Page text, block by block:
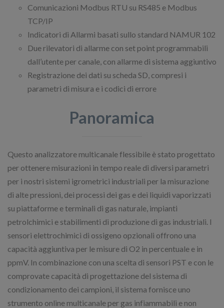
Comunicazioni Modbus RTU su RS485 e Modbus
TCP/IP
Indicatori di Allarmi basati sullo standard NAMUR 102
Due rilevatori di allarme con set point programmabili
dall’utente per canale, con allarme di sistema aggiuntivo
Registrazione dei dati su scheda SD, compresi i
parametri di misura e i codici di errore
Panoramica
Questo analizzatore multicanale flessibile è stato progettato
per ottenere misurazioni in tempo reale di diversi parametri
per i nostri sistemi igrometrici industriali per la misurazione
di alte pressioni, dei processi dei gas e dei liquidi vaporizzati
su piattaforme e terminali di gas naturale, impianti
petrolchimici e stabilimenti di produzione di gas industriali. I
sensori elettrochimici di ossigeno opzionali offrono una
capacità aggiuntiva per le misure di O2 in percentuale e in
ppmV. In combinazione con una scelta di sensori PST e con le
comprovate capacità di progettazione del sistema di
condizionamento dei campioni, il sistema fornisce uno
strumento online multicanale per gas infiammabili e non